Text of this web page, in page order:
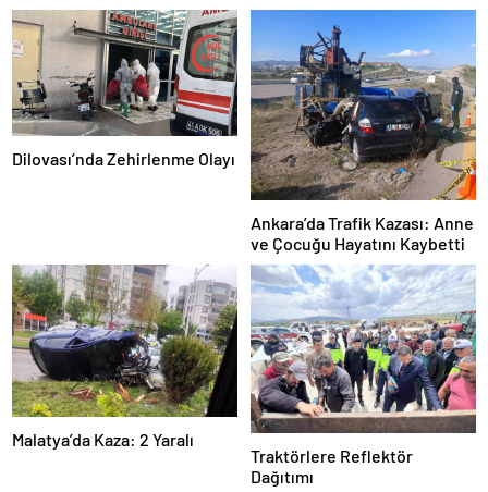
Dilovası’nda Zehirlenme Olayı
Ankara’da Trafik Kazası: Anne
ve Çocuğu Hayatını Kaybetti
Malatya’da Kaza: 2 Yaralı
Traktörlere Reflektör
Dağıtımı